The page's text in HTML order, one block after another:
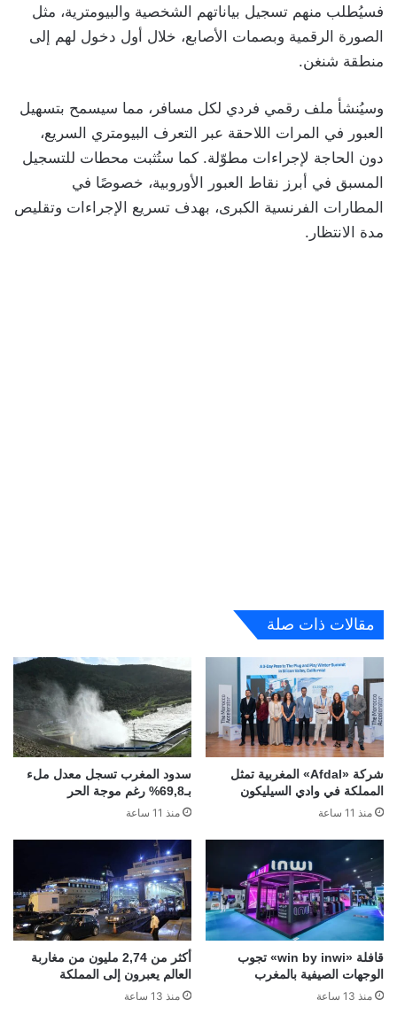
فسيُطلب منهم تسجيل بياناتهم الشخصية والبيومترية، مثل
الصورة الرقمية وبصمات الأصابع، خلال أول دخول لهم إلى
منطقة شنغن.
وسيُنشأ ملف رقمي فردي لكل مسافر، مما سيسمح بتسهيل
العبور في المرات اللاحقة عبر التعرف البيومتري السريع،
دون الحاجة لإجراءات مطوّلة. كما ستُثبت محطات للتسجيل
المسبق في أبرز نقاط العبور الأوروبية، خصوصًا في
المطارات الفرنسية الكبرى، بهدف تسريع الإجراءات وتقليص
مدة الانتظار.
مقالات ذات صلة
شركة «Afdal» المغربية تمثل
المملكة في وادي السيليكون
منذ 11 ساعة
سدود المغرب تسجل معدل ملء
بـ69,8% رغم موجة الحر
منذ 11 ساعة
قافلة «win by inwi» تجوب
الوجهات الصيفية بالمغرب
منذ 13 ساعة
أكثر من 2,74 مليون من مغاربة
العالم يعبرون إلى المملكة
منذ 13 ساعة